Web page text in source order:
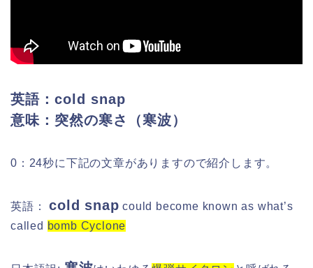
英語：cold snap
意味：突然の寒さ（寒波）
0：24秒に下記の文章がありますので紹介します。
英語：cold snap could become known as what’s
called bomb Cyclone